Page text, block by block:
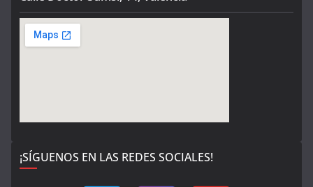
¡SÍGUENOS EN LAS REDES SOCIALES!